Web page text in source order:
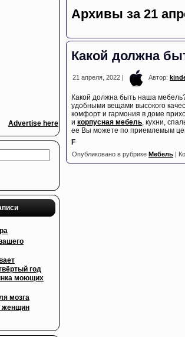
Advertise here
год
моющих
мозга
женщин
Архивы за 21
Какой должна
21 апреля, 2022 | Автор:
Какой должна быть наша
удобными вещами высокого
комфорт и гармония в доме
и корпусная мебель, кухни,
ее Вы можете по приемлемым
F
Опубликовано в рубрике Мебель